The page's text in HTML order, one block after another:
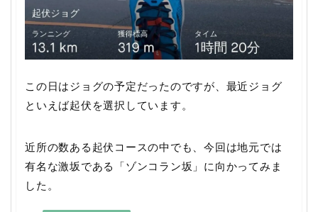
この日はジョグの予定だったのですが、最近ジョグ
といえば起伏を選択しています。
近所の数ある起伏コースの中でも、今回は地元では
有名な激坂である「ゾンコラン坂」に向かってみま
した。